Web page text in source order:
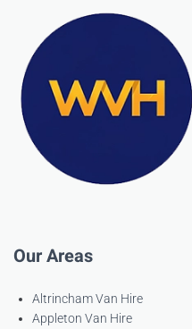
Our Areas
Altrincham Van Hire
Appleton Van Hire